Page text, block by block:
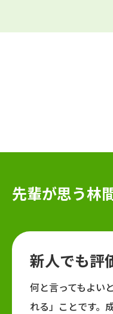
先輩が思う林
新人でも評
何と言ってもよい
れる」ことです。